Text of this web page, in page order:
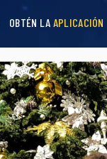
OBTÉN LA APLICACIÓN